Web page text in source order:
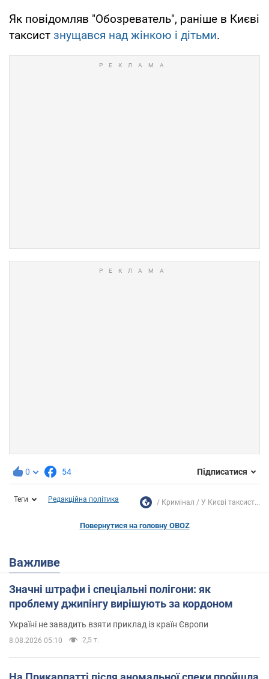
Як повідомляв "Обозреватель", раніше в Києві
таксист знущався над жінкою і дітьми.
0 54 Підписатися
Теги Редакційна політика Кримінал У Києві таксист...
Повернутися на головну OBOZ
Важливе
Значні штрафи і спеціальні полігони: як
проблему джипінгу вирішують за кордоном
Україні не завадить взяти приклад із країн Європи
8.08.2026 05:10 2,5 т.